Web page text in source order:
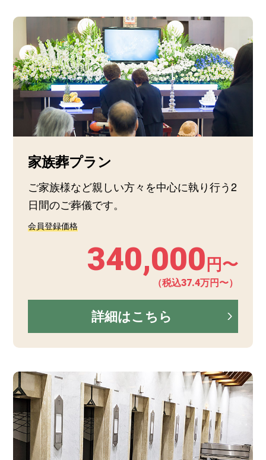
家族葬プラン
ご家族様など親しい方々を中心に執り行う2
日間のご葬儀です。
会員登録価格
340,000 円〜
（税込37.4万円〜）
詳細はこちら